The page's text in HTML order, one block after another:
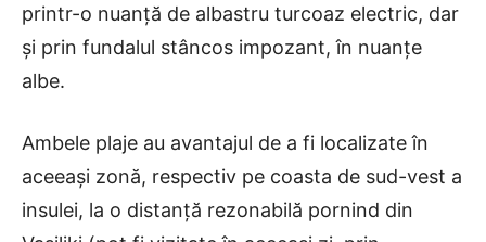
printr-o nuanță de albastru turcoaz electric, dar
și prin fundalul stâncos impozant, în nuanțe
albe.
Ambele plaje au avantajul de a fi localizate în
aceeași zonă, respectiv pe coasta de sud-vest a
insulei, la o distanță rezonabilă pornind din